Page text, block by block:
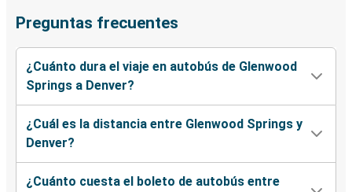
Preguntas frecuentes
¿Cuánto dura el viaje en autobús de Glenwood
Springs a Denver?
¿Cuál es la distancia entre Glenwood Springs y
Denver?
¿Cuánto cuesta el boleto de autobús entre